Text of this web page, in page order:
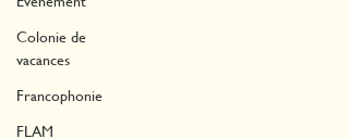
Colonie de
vacances
Francophonie
FLAM